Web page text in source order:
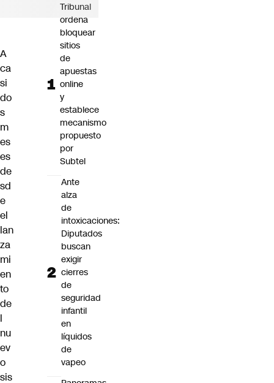
A
ca
si
do
s
m
es
es
de
sd
e
el
lan
za
mi
en
to
de
l
nu
ev
o
sis
Tribunal
ordena
bloquear
sitios
de
apuestas
online
y
establece
mecanismo
propuesto
por
Subtel
Ante
alza
de
intoxicaciones:
Diputados
buscan
exigir
cierres
de
seguridad
infantil
en
líquidos
de
vapeo